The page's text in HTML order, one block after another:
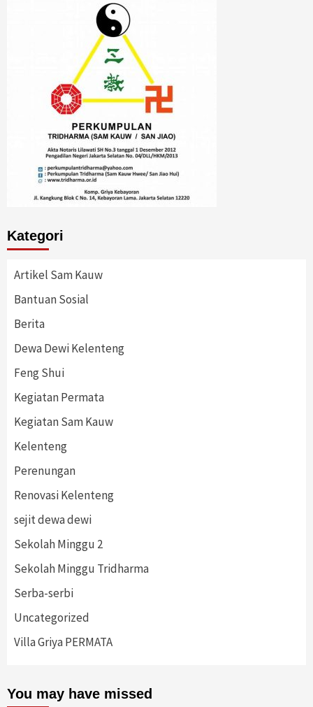
Kategori
Artikel Sam Kauw
Bantuan Sosial
Berita
Dewa Dewi Kelenteng
Feng Shui
Kegiatan Permata
Kegiatan Sam Kauw
Kelenteng
Perenungan
Renovasi Kelenteng
sejit dewa dewi
Sekolah Minggu 2
Sekolah Minggu Tridharma
Serba-serbi
Uncategorized
Villa Griya PERMATA
You may have missed